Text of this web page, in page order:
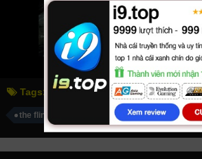
Tags: gia đình flintstone: viva rock vegas
the flintstones in viva rock vegas